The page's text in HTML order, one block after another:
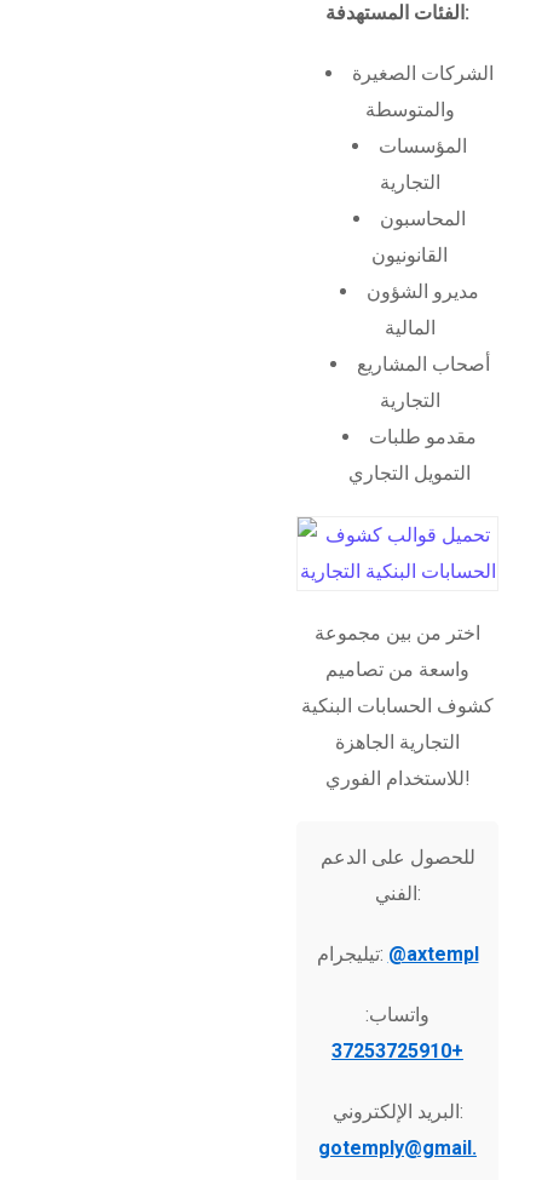
الفئات المستهدفة:
الشركات الصغيرة
والمتوسطة
المؤسسات
التجارية
المحاسبون
القانونيون
مديرو الشؤون
المالية
أصحاب المشاريع
التجارية
مقدمو طلبات
التمويل التجاري
اختر من بين مجموعة
واسعة من تصاميم
كشوف الحسابات البنكية
التجارية الجاهزة
للاستخدام الفوري!
للحصول على الدعم
الفني:
تيليجرام: @axtempl
واتساب:
+37253725910
البريد الإلكتروني:
gotemply@gmail.